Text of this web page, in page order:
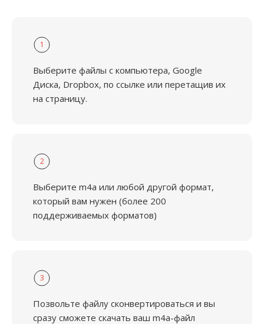
1
Выберите файлы с компьютера, Google
Диска, Dropbox, по ссылке или перетащив их
на страницу.
2
Выберите m4a или любой другой формат,
который вам нужен (более 200
поддерживаемых форматов)
3
Позвольте файлу сконвертироваться и вы
сразу сможете скачать ваш m4a-файл